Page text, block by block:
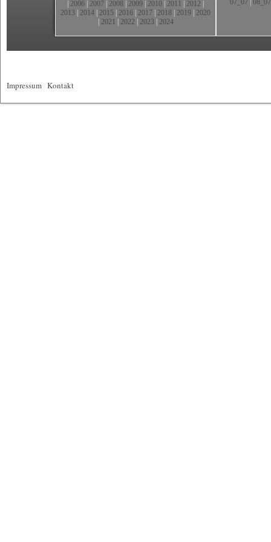
2006 2007 2008 2009 2010 2011 2012
2013 2014 2015 2016 2017 2018 2019 2020
2021 2022 2023| 2024
07_07 08_07
Impressum Kontakt